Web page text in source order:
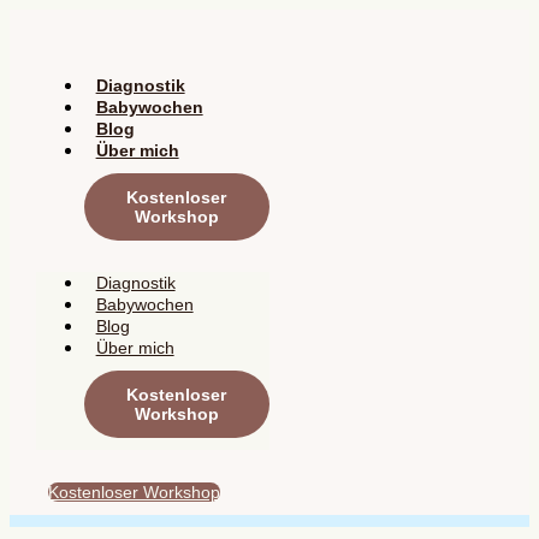
Diagnostik
Babywochen
Blog
Über mich
Kostenloser
Workshop
Diagnostik
Babywochen
Blog
Über mich
Kostenloser
Workshop
Kostenloser Workshop